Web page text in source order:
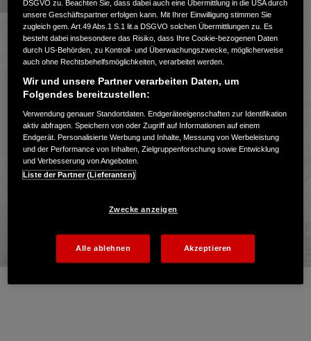
DSGVO zu. Beachten Sie, dass dabei auch eine Übermittlung in die USA durch
unsere Geschäftspartner erfolgen kann. Mit Ihrer Einwilligung stimmen Sie
zugleich gem. Art.49 Abs.1 S.1 lit.a DSGVO solchen Übermittlungen zu. Es
besteht dabei insbesondere das Risiko, dass Ihre Cookie-bezogenen Daten
durch US-Behörden, zu Kontroll- und Überwachungszwecke, möglicherweise
auch ohne Rechtsbehelfsmöglichkeiten, verarbeitet werden.
Wir und unsere Partner verarbeiten Daten, um
Folgendes bereitzustellen:
Verwendung genauer Standortdaten. Endgeräteeigenschaften zur Identifikation
aktiv abfragen. Speichern von oder Zugriff auf Informationen auf einem
Endgerät. Personalisierte Werbung und Inhalte, Messung von Werbeleistung
und der Performance von Inhalten, Zielgruppenforschung sowie Entwicklung
und Verbesserung von Angeboten.
Liste der Partner (Lieferanten)
Zwecke anzeigen
Alle ablehnen Akzeptieren